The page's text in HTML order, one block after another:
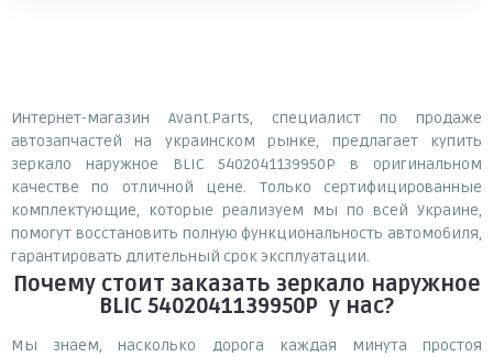
Интернет-магазин Avant.Parts, специалист по продаже
автозапчастей на украинском рынке, предлагает купить
зеркало наружное BLIC 5402041139950P в оригинальном
качестве по отличной цене. Только сертифицированные
комплектующие, которые реализуем мы по всей Украине,
помогут восстановить полную функциональность автомобиля,
гарантировать длительный срок эксплуатации.
Почему стоит заказать зеркало наружное
BLIC 5402041139950P у нас?
Мы знаем, насколько дорога каждая минута простоя